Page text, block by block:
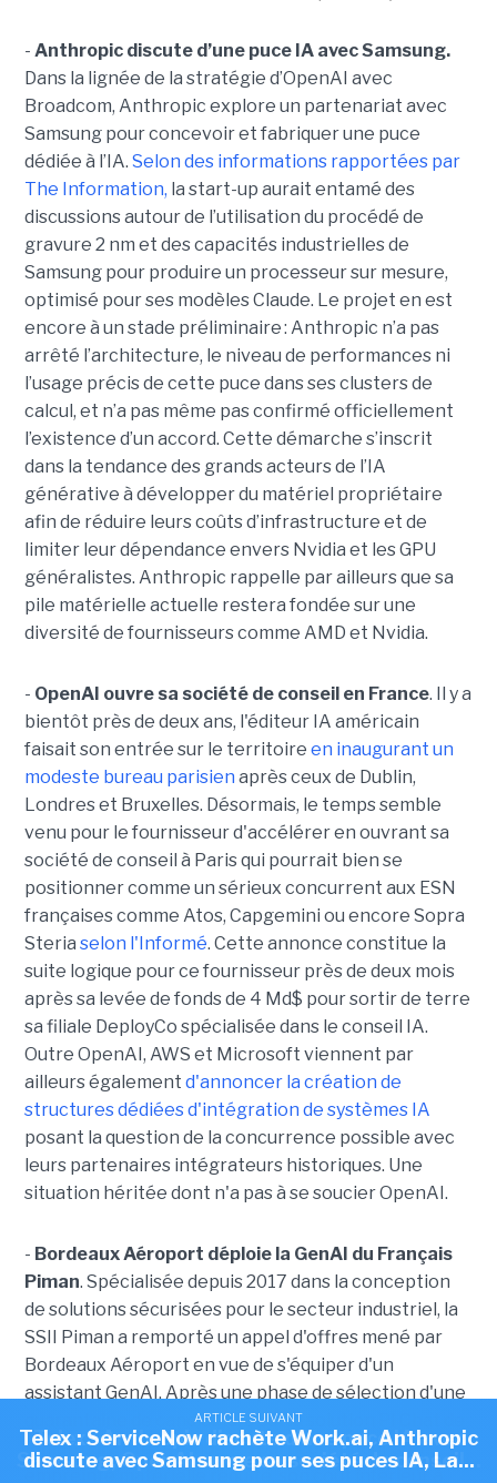
ARTICLE SUIVANT
Telex : Skello lève 200 M€, La Cnil a prononcé 23
sanctions simplifiées depuis début...
ARTICLE SUIVANT
Telex : Anthropic discute d'une puce IA avec
Samsung, OpenAI ouvre sa société de conseil...
- Anthropic discute d’une puce IA avec Samsung.
Dans la lignée de la stratégie d’OpenAI avec
Broadcom, Anthropic explore un partenariat avec
Samsung pour concevoir et fabriquer une puce
dédiée à l’IA. Selon des informations rapportées par
The Information, la start-up aurait entamé des
discussions autour de l’utilisation du procédé de
gravure 2 nm et des capacités industrielles de
Samsung pour produire un processeur sur mesure,
optimisé pour ses modèles Claude. Le projet en est
encore à un stade préliminaire : Anthropic n’a pas
arrêté l’architecture, le niveau de performances ni
l’usage précis de cette puce dans ses clusters de
calcul, et n’a pas même pas confirmé officiellement
l’existence d’un accord. Cette démarche s’inscrit
dans la tendance des grands acteurs de l’IA
générative à développer du matériel propriétaire
afin de réduire leurs coûts d’infrastructure et de
limiter leur dépendance envers Nvidia et les GPU
généralistes. Anthropic rappelle par ailleurs que sa
pile matérielle actuelle restera fondée sur une
diversité de fournisseurs comme AMD et Nvidia.
- OpenAI ouvre sa société de conseil en France. Il y a
bientôt près de deux ans, l'éditeur IA américain
faisait son entrée sur le territoire en inaugurant un
modeste bureau parisien après ceux de Dublin,
Londres et Bruxelles. Désormais, le temps semble
venu pour le fournisseur d'accélérer en ouvrant sa
société de conseil à Paris qui pourrait bien se
positionner comme un sérieux concurrent aux ESN
françaises comme Atos, Capgemini ou encore Sopra
Steria selon l'Informé. Cette annonce constitue la
suite logique pour ce fournisseur près de deux mois
après sa levée de fonds de 4 Md$ pour sortir de terre
sa filiale DeployCo spécialisée dans le conseil IA.
Outre OpenAI, AWS et Microsoft viennent par
ailleurs également d'annoncer la création de
structures dédiées d'intégration de systèmes IA
posant la question de la concurrence possible avec
leurs partenaires intégrateurs historiques. Une
situation héritée dont n'a pas à se soucier OpenAI.
- Bordeaux Aéroport déploie la GenAI du Français
Piman. Spécialisée depuis 2017 dans la conception
de solutions sécurisées pour le secteur industriel, la
SSII Piman a remporté un appel d'offres mené par
Bordeaux Aéroport en vue de s'équiper d'un
assistant GenAI. Après une phase de sélection d'une
quarantaine de candidats, c'est la solution PI Chat de
Piman qui a été retenue, en particulier pour son
empreinte matérielle réduite, son coût inférieur à
ARTICLE SUIVANT
Telex : ServiceNow rachète Work.ai, Anthropic
discute avec Samsung pour ses puces IA, La...